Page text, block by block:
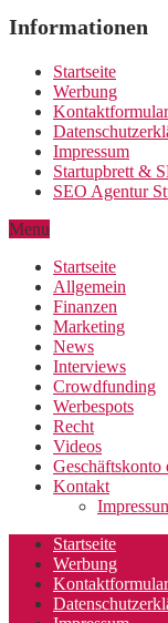
Informationen
Startseite
Werbung
Kontaktformular
Impressum
Startupbrett &
SEO Agentur
Menu
Startseite
Allgemein
Finanzen
Marketing
News
Interviews
Crowdfunding
Werbespots
Recht
Videos
Geschäftskonto
Kontakt
Startseite
Werbung
Kontaktformular